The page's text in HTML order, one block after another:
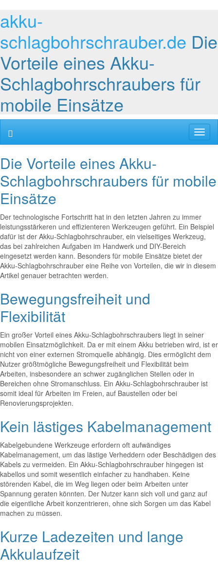
akku-
schlagbohrschrauber.de Die
Vorteile eines Akku-
Schlagbohrschraubers für
mobile Einsätze
Die Vorteile eines Akku-
Schlagbohrschraubers für mobile
Einsätze
Der technologische Fortschritt hat in den letzten Jahren zu immer
leistungsstärkeren und effizienteren Werkzeugen geführt. Ein Beispiel
dafür ist der Akku-Schlagbohrschrauber, ein vielseitiges Werkzeug,
das bei zahlreichen Aufgaben im Handwerk und DIY-Bereich
eingesetzt werden kann. Besonders für mobile Einsätze bietet der
Akku-Schlagbohrschrauber eine Reihe von Vorteilen, die wir in diesem
Artikel genauer betrachten werden.
Bewegungsfreiheit und
Flexibilität
Ein großer Vorteil eines Akku-Schlagbohrschraubers liegt in seiner
mobilen Einsatzmöglichkeit. Da er mit einem Akku betrieben wird, ist er
nicht von einer externen Stromquelle abhängig. Dies ermöglicht dem
Nutzer größtmögliche Bewegungsfreiheit und Flexibilität beim
Arbeiten, insbesondere an schwer zugänglichen Stellen oder in
Bereichen ohne Stromanschluss. Ein Akku-Schlagbohrschrauber ist
somit ideal für Arbeiten im Freien, auf Baustellen oder bei
Renovierungsprojekten.
Kein lästiges Kabelmanagement
Kabelgebundene Werkzeuge erfordern oft aufwändiges
Kabelmanagement, um das lästige Verheddern oder Beschädigen des
Kabels zu vermeiden. Ein Akku-Schlagbohrschrauber hingegen ist
kabellos und somit wesentlich einfacher zu handhaben. Keine
störenden Kabel, die im Weg liegen oder beim Arbeiten unter
Spannung geraten könnten. Der Nutzer kann sich voll und ganz auf
die eigentliche Arbeit konzentrieren, ohne sich Sorgen um das Kabel
machen zu müssen.
Kurze Ladezeiten und lange
Akkulaufzeit